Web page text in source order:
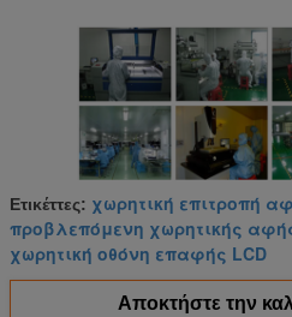
Ετικέττες: χωρητική επιτροπή
προβλεπόμενη χωρητικής
χωρητική οθόνη επαφής LCD
Αποκτήστε την